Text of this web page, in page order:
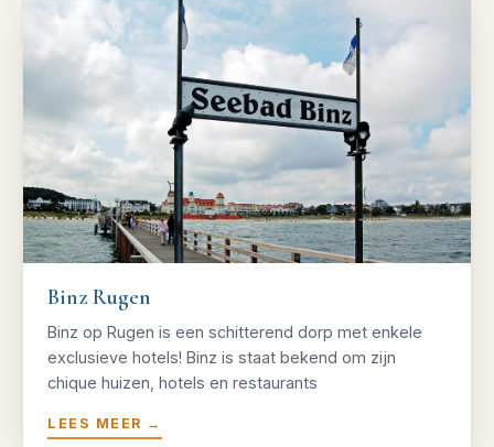
Binz Rugen
Binz op Rugen is een schitterend dorp met enkele
exclusieve hotels! Binz is staat bekend om zijn
chique huizen, hotels en restaurants
LEES MEER →